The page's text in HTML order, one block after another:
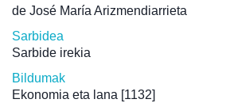
de José María Arizmendiarrieta
Sarbidea
Sarbide irekia
Bildumak
Ekonomia eta lana [1132]